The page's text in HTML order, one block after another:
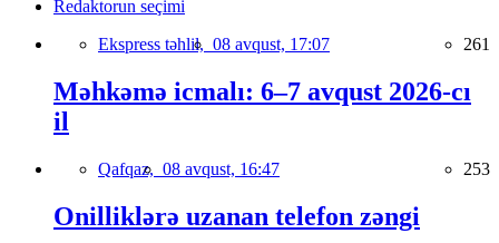
Redaktorun seçimi
Ekspress təhlil, 08 avqust, 17:07 261
Məhkəmə icmalı: 6–7 avqust 2026-cı
il
Qafqaz, 08 avqust, 16:47 253
Onilliklərə uzanan telefon zəngi